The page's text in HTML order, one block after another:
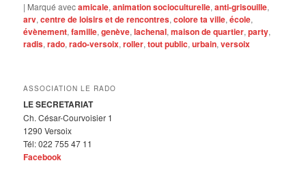
| Marqué avecamicale,animation socioculturelle,anti-grisouille,
arv,centre de loisirs et de rencontres,colore ta ville,école,
évènement,famille,genève,lachenal,maison de quartier,party,
radis,rado,rado-versoix,roller,tout public,urbain,versoix
ASSOCIATION LE RADO
LE SECRETARIAT
Ch. César-Courvoisier 1
1290 Versoix
Tél: 022 755 47 11
Facebook